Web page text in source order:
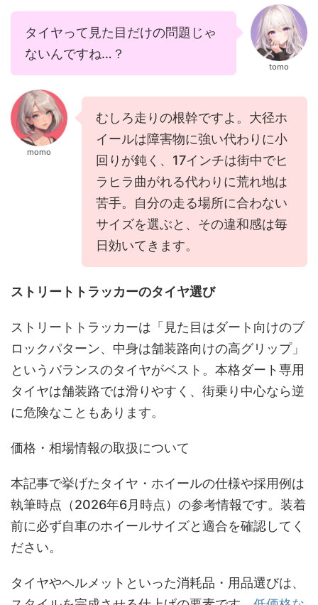
タイヤって見た目だけの問題じゃ
ないんですね…？
tomo
momo
むしろ走りの根幹ですよ。大径ホ
イールは障害物に強い代わりに小
回りが鈍く、17インチは街中でヒ
ラヒラ曲がれる代わりに荒れ地は
苦手。自分の走る場所に合わない
サイズを選ぶと、その違和感は毎
日効いてきます。
ストリートトラッカーのタイヤ選び
ストリートトラッカーは「見た目はダート向けのブ
ロックパターン、中身は舗装路向けの高グリップ」
というバランスのタイヤがベスト。本格ダート専用
タイヤは舗装路では滑りやすく、街乗り中心なら逆
に危険なこともあります。
価格・相場情報の取扱について
本記事で挙げたタイヤ・ホイールの仕様や採用例は
執筆時点（2026年6月時点）の参考情報です。装着
前に必ず自車のホイールサイズと適合を確認してく
ださい。
タイヤやヘルメットといった消耗品・用品選びは、